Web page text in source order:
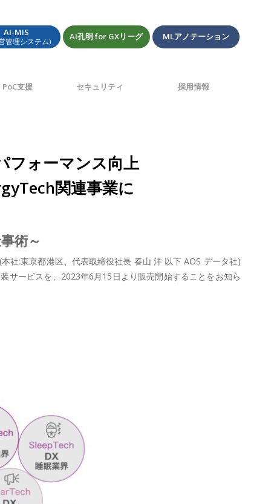
AI-MIS
管理システム) AI孔明 for GXリーグ MLアノテーション
支援 セキュリティ 採用情報
フォーマンス向上
関連事業に
術～
社:東京都港区、代表取締役社長 春山 洋 以下 AOS データ社)
サービスを、2023年6月15日より販売開始することをお知ら